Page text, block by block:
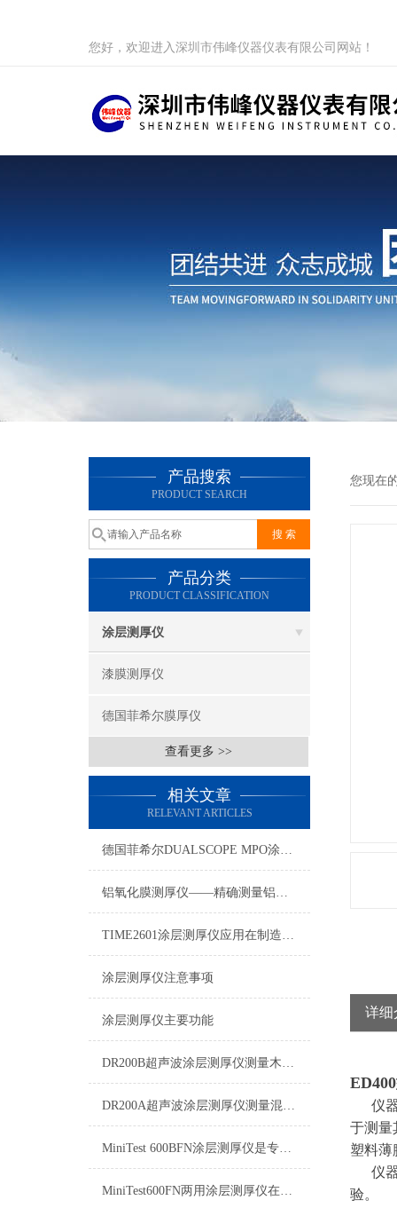
您好，欢迎进入深圳市伟峰仪器仪表有限公司网站！
产品搜索
PRODUCT SEARCH
产品分类
PRODUCT CLASSIFICATION
涂层测厚仪
漆膜测厚仪
德国菲希尔膜厚仪
查看更多 >>
相关文章
RELEVANT ARTICLES
德国菲希尔DUALSCOPE MPO涂层测厚仪如何更改测量单位
铝氧化膜测厚仪——精确测量铝制品质量保障
TIME2601涂层测厚仪应用在制造业、金属加工业、化工业
涂层测厚仪注意事项
涂层测厚仪主要功能
DR200B超声波涂层测厚仪测量木材、塑料、玻璃表面涂层厚度
DR200A超声波涂层测厚仪测量混凝土（水泥）表面涂层厚度
MiniTest 600BFN涂层测厚仪是专为无损测量涂层厚度的。
MiniTest600FN两用涂层测厚仪在磁性和非磁性基体上自动转换
您现在
详细
仪器
于测量
塑料薄
仪器
验。